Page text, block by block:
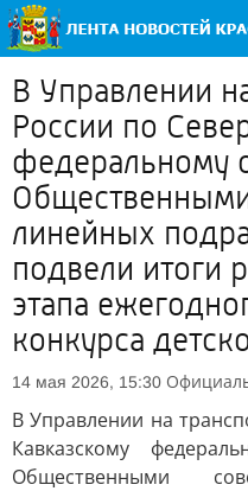
В Управлении
России по
федеральному
линейных
подвели итоги
этапа
конкурса
14 мая 2026, 15:30
В Управлении на
Кавказскому
Общественными